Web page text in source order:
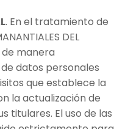
. En el tratamiento de
DEL
de manera
datos personales
que establece la
la actualización de
titulares. El uso de las